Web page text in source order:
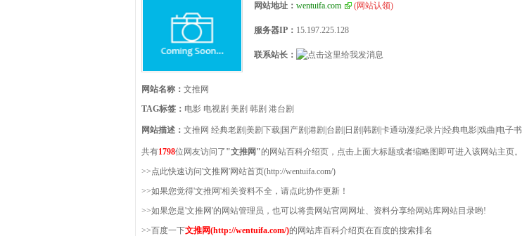
网站地址： wentuifa.com (网站认领)
服务器IP： 15.197.225.128
联系站长：
网站名称： 文推网
TAG标签： 电影 电视剧 美剧 韩剧 港台剧
网站描述： 文推网 经典老剧|美剧下载|国产剧|港剧|台剧|日剧|韩剧|卡通动漫|纪录片|经典电影|戏曲|电子书
共有1798位网友访问了 "文推网"的网站百科介绍页，点击上面大标题或者缩略图即可进入该网站主页。
>>点此快速访问'文推网'网站首页(http://wentuifa.com/)
>>如果您觉得'文推网'相关资料不全，请点此协作更新！
>>如果您是'文推网'的网站管理员，也可以将贵网站官网网址、资料分享给网站库网站目录哟!
>>百度一下文推网(http://wentuifa.com/)的网站库百科介绍页在百度的搜索排名